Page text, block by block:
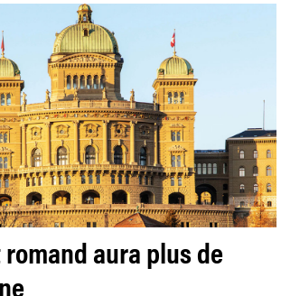
aura plus de